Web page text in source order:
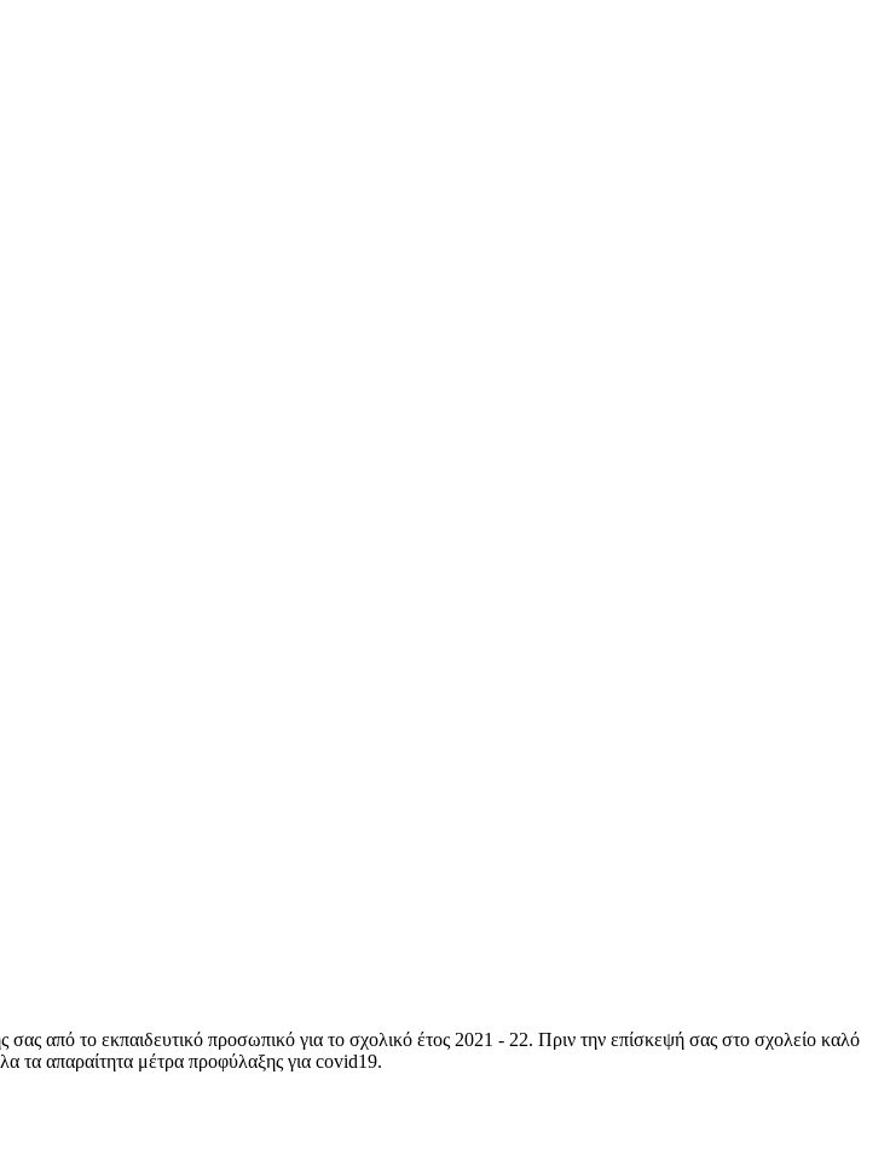
από το εκπαιδευτικό προσωπικό για το σχολικό έτος 2021 - 22. Πριν την επίσκεψή σας στο σχολείο καλό
τα απαραίτητα μέτρα προφύλαξης για covid19.